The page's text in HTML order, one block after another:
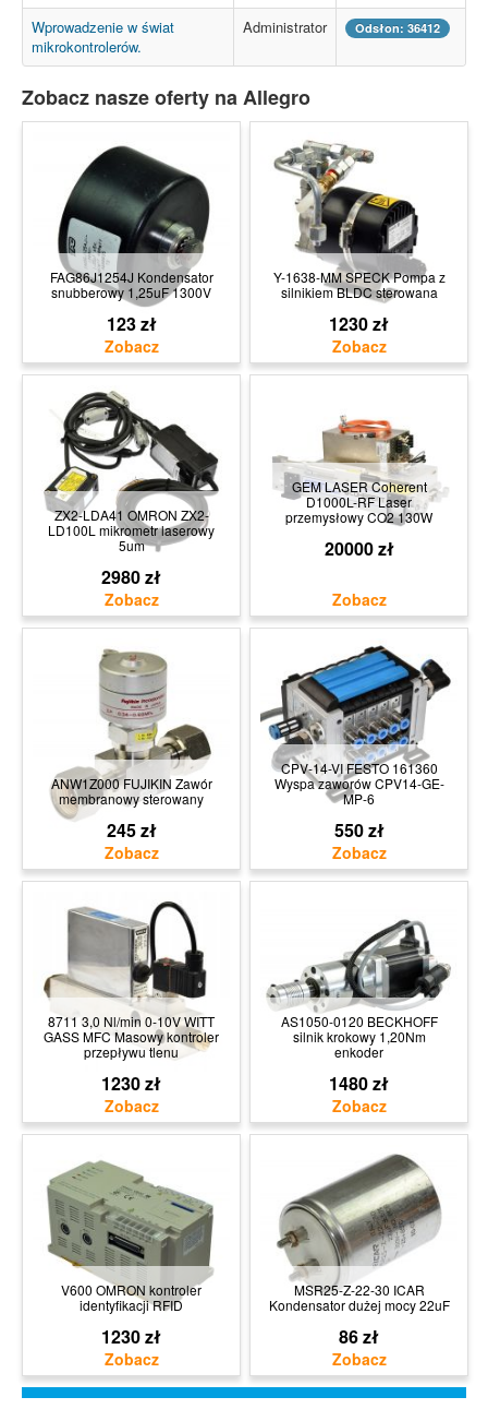
Wprowadzenie w świat
mikrokontrolerów.
Administrator Odsłon: 36412
Zobacz nasze oferty na Allegro
FAG86J1254J Kondensator
snubberowy 1,25uF 1300V
123 zł
Y-1638-MM SPECK Pompa z
silnikiem BLDC sterowana
1230 zł
ZX2-LDA41 OMRON ZX2-
LD100L mikrometr laserowy
5um
2980 zł
GEM LASER Coherent
D1000L-RF Laser
przemysłowy CO2 130W
20000 zł
ANW1Z000 FUJIKIN Zawór
membranowy sterowany
245 zł
CPV-14-VI FESTO 161360
Wyspa zaworów CPV14-GE-
MP-6
550 zł
8711 3,0 Nl/min 0-10V WITT
GASS MFC Masowy kontroler
przepływu tlenu
1230 zł
AS1050-0120 BECKHOFF
silnik krokowy 1,20Nm
enkoder
1480 zł
V600 OMRON kontroler
identyfikacji RFID
1230 zł
MSR25-Z-22-30 ICAR
Kondensator dużej mocy 22uF
86 zł